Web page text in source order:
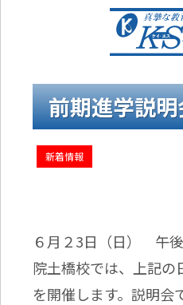
前期進学説
新着情報
６月２3日（日） 午
院土橋校では、上記
を開催します。説明会